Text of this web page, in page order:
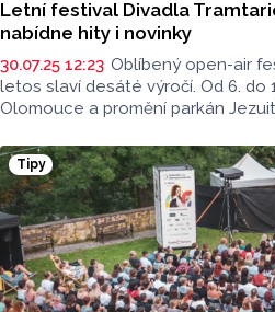
Letní festival Divadla
nabídne hity i novinky
30.07.25 12:23 Oblíbený open-air
letos slaví desáté výročí. Od 6. do
Olomouce a promění parkán
Program nabídne nejen stálice
Shakespeare, ale i aktuální
nebudou ani pohádky pro děti či
hudby, improvizací a překvapení.
Tipy